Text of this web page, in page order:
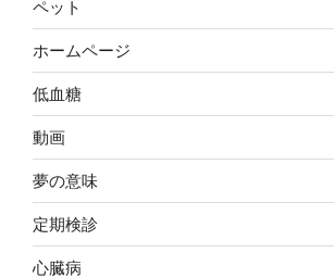
ペット
ホームページ
低血糖
動画
夢の意味
定期検診
心臓病